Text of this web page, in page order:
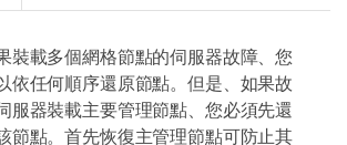
裝載多個網格節點的伺服器故障、您
依任何順序還原節點。但是、如果故
服器裝載主要管理節點、您必須先還
節點。首先恢復主管理節點可防止其